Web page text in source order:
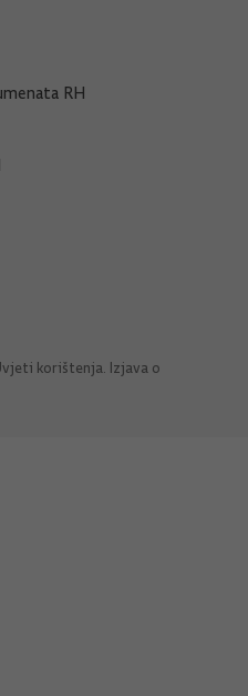
RH
korištenja Izjava o